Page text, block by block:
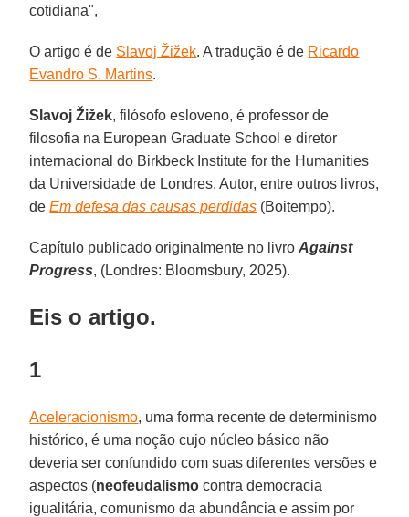
cotidiana",
O artigo é de Slavoj Žižek. A tradução é de Ricardo
Evandro S. Martins.
Slavoj Žižek, filósofo esloveno, é professor de
filosofia na European Graduate School e diretor
internacional do Birkbeck Institute for the Humanities
da Universidade de Londres. Autor, entre outros livros,
deEm defesa das causas perdidas (Boitempo).
Capítulo publicado originalmente no livroAgainst
Progress, (Londres: Bloomsbury, 2025).
Eis o artigo.
1
Aceleracionismo, uma forma recente de determinismo
histórico, é uma noção cujo núcleo básico não
deveria ser confundido com suas diferentes versões e
aspectos (neofeudalismo contra democracia
igualitária, comunismo da abundância e assim por